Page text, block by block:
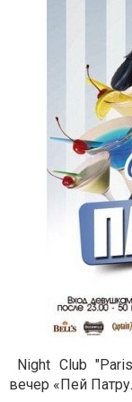
Night Club
вечер «Пей